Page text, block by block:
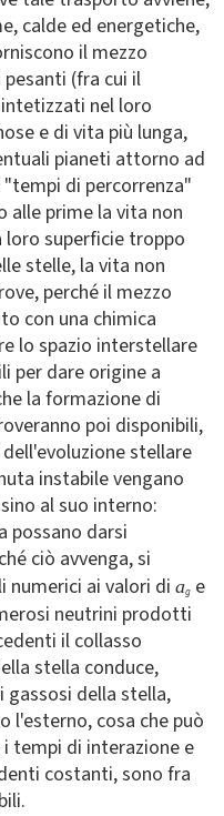
calde ed energetiche,
il mezzo
(fra cui il
nel loro
e di vita più lunga,
pianeti attorno ad
"tempi di percorrenza"
alle prime la vita non
loro superficie troppo
stelle, la vita non
perché il mezzo
con una chimica
lo spazio interstellare
per dare origine a
la formazione di
poi disponibili,
stellare
instabile vengano
al suo interno:
possano darsi
ciò avvenga, si
numerici ai valori di ag e
neutrini prodotti
il collasso
stella conduce,
della stella,
l'esterno, cosa che può
tempi di interazione e
costanti, sono fra